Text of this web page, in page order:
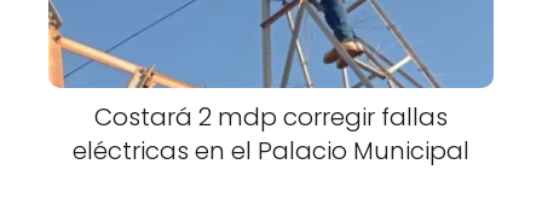
Costará 2 mdp corregir fallas
eléctricas en el Palacio Municipal